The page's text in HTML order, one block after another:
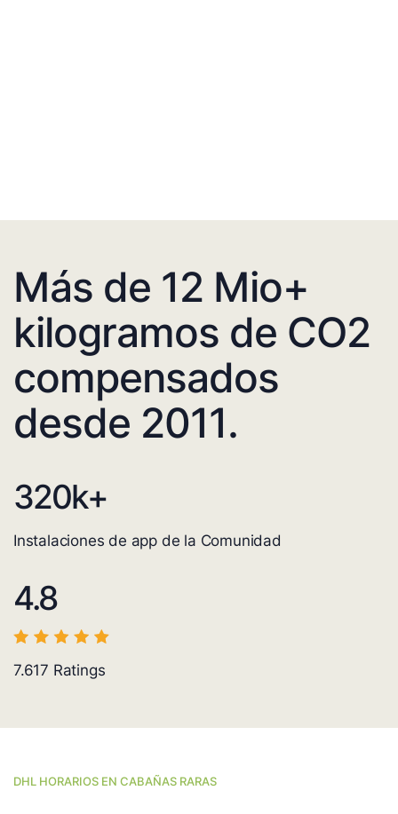
Más de 12 Mio+
kilogramos de CO2
compensados
desde 2011.
320k+
Instalaciones de app de la Comunidad
4.8
7.617 Ratings
DHL HORARIOS EN CABAÑAS RARAS